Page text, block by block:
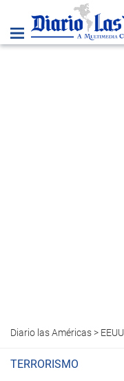
Diario las Américas> EEUU
TERRORISMO